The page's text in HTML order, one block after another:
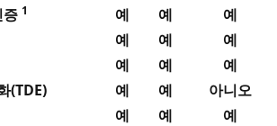
1 예 예
예
예 예
예
예 예
예
(TDE)
예 예
아니오
예 예 예